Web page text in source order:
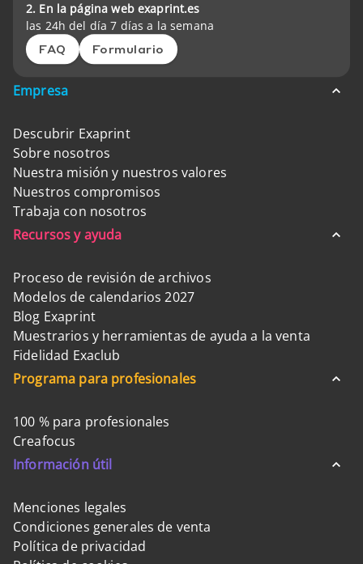
2. En la página web exaprint.es
las 24h del día 7 días a la semana
FAQ Formulario
Empresa
Descubrir Exaprint
Sobre nosotros
Nuestra misión y nuestros valores
Nuestros compromisos
Trabaja con nosotros
Recursos y ayuda
Proceso de revisión de archivos
Modelos de calendarios 2027
Blog Exaprint
Muestrarios y herramientas de ayuda a la venta
Fidelidad Exaclub
Programa para profesionales
100 % para profesionales
Creafocus
Información útil
Menciones legales
Condiciones generales de venta
Política de privacidad